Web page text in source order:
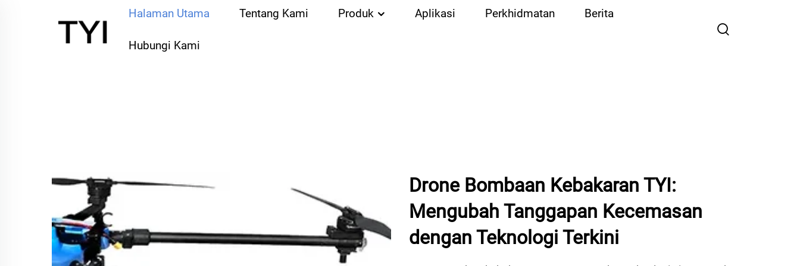
Halaman Utama Tentang Kami Produk Aplikasi Perkhidmatan Berita
Hubungi Kami
Drone Bombaan Kebakaran TYI:
Mengubah Tanggapan Kecemasan
dengan Teknologi Terkini